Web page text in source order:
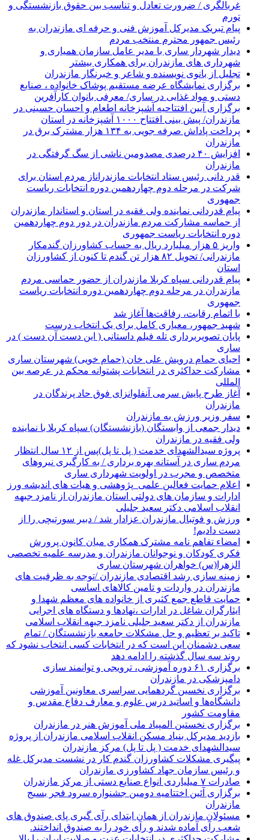
غربالگری / ضرورت تعادل و تناسب بین حقوق بازنشستگی و
تورم
پیام تبریک مدیرکل آموزش فنی و حرفه ای مازندران به
رئیس جمهور محترم منتخب مردم
دیدار شهردار ساری با مدیر عامل سازمان همیاری و
شهرداری های مازندران برای همکاری بیشتر
تجلیل از بانوی نویسنده و شاعر و خبرنگار مازندران
برگزاری نمایشگاه عرضه مستقیم پوشاک خانواده ، صنایع
دستی و مواد غذایی در ساری/ معرفی بانوان کارآفرین
برگزاری آیین افتتاحیه آشپزخانه اطعام و احسان حسینی در
مازندران/ پیش بینی افتتاح ۱۰۰۰ آشپزخانه در استان
پرداخت پاداش صرفه جویی به ۱۳۴ هزار مشترک برق در
مازندران
افزایش ۴۰ درصدی مصدومین ناشی از سگ گرفتگی در
مازندران
قدر دانی رئیس ستاد انتخابات مازندراناز مردم استان برای
شرکت در مرحله دوم چهاردهمین دوره انتخابات ریاست
جمهوری
پیام قدردانی نماینده ولی فقیه در استان و استاندار مازندران
از حماسه مشارکت مردم مازندران در دور دوم چهاردهمین
دوره انتخابات ریاست جمهوری
واریز ۵ هزار میلیارد ریال به حساب کشاورزان گندمکار
مازندرانی/ تحویل ۸۲ هزار تن گندم تا کنون از کشاورزان
استان
پیام قدردانی سپاه کربلا مازندران از حضور حماسی مردم
مازندران در مرحله دوم چهاردهمین دوره انتخابات ریاست
جمهوری
با اتمام رقابت، رفاقت‌ها آغاز شد
شهید جمهور، معیاری کامل برای یک انتخاب درست
پایان تصویربرداری تله فیلم داستانی ( این دست آن دست ) در
ساری
احیای حمام درویش علی خان (حمام خویی) شهرستان ساری
مشارکت حداکثری در انتخابات پشتوانه محکم در عرصه بین
المللی
آغاز طرح پایش سرمی آنفلوانزای فوق حاد پرندگان در
مازندران
سفر وزیر ورزش به مازندران
دیدار جمعی از وابستگان (بازنشستگان) سپاه کربلا با نماینده
ولی فقیه در مازندران
پروژه سیدالشهدای خدمت ( پل تا پل)پس از ۱۲ سال انتظار
مردم ساری در آستانه بهره برداری / به کارگیری نیروهای
متخصص و مجرب در اولویت شهرداری ساری
اعلام حمایت فعالین علمی_پژوهشی و هیات های اندیشه ورز
ادارات و سازمان های دولتی استان مازندران از نامزد جبهه
انقلاب اسلامی دکتر سعید جلیلی
ورزش و فوتبال مازندران عزادار شد / دبیر سورتیچی را از
دست دادیم!
امضاء تفاهم نامه مشترک همکاری میان کانون پرورش
فکری کودکان و نوجوانان مازندران و مدرسه علمیه تخصصی
الزهرا(س) خواهران شهرستان ساری
زمینه سازی رشد اقتصادی مازندران /توجه به ظرفیت های
مازندران در واردات و تامین کالاهای اساسی
حمایت قاطع جمع کثیری از خانواده های معظم شهدا و
ایثارگران شاغل در ادارات ،نهادها و دستگاه های اجرایی
مازندران از دکتر سعید جلیلی نامزد جبهه انقلاب اسلامی
تاکید بر تعظیم و حل مشکلات جامعه بازنشستگان / تمام
سعی دشمنان این است که در انتخابات کسی انتخاب نشود که
روند سه سال گذشته را ادامه دهد
برگزاری ۶۱ دوره آموزشی، ترویجی و توانمند سازی
دامپزشکی در مازندران
برگزاری نخسین گردهمایی سراسری معاونین آموزشی
دانشگاه‌ها و اساتید درس علوم و معارف دفاع مقدس و
مقاومت کشور
برگزاری نخستین المپیاد ملی آموزش هنر در مازندران
بازدید مدیرکل بنیاد مسکن انقلاب اسلامی مازندران از پروژه
سیدالشهدای خدمت ( پل تا پل) مرکز مازندران
پیگیری مشکلات کشاورزان گندم کار در نشست مدیرکل غله
و رئیس سازمان جهاد کشاورزی مازندران
صادرات ۷ میلیاردی انواع صنایع دستی از مرکز مازندران
برگزاری آئین اختتامیه دومین جشنواره سرود فجر بسیج
مازندران
مسئولان مازندران از همان ابتدای رآی گیری پای صندوق های
شعب رآی آماده شدند و رآی خود را به صندوق انداختند.